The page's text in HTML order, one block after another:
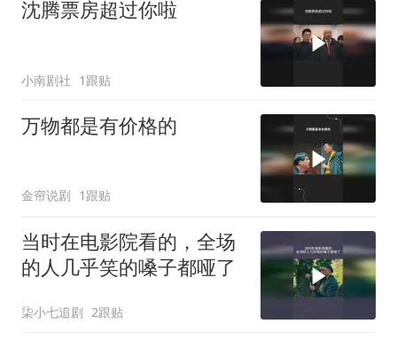
沈腾票房超过你啦
小南剧社 1跟贴
万物都是有价格的
金帘说剧 1跟贴
当时在电影院看的，全场
的人几乎笑的嗓子都哑了
柒小七追剧 2跟贴